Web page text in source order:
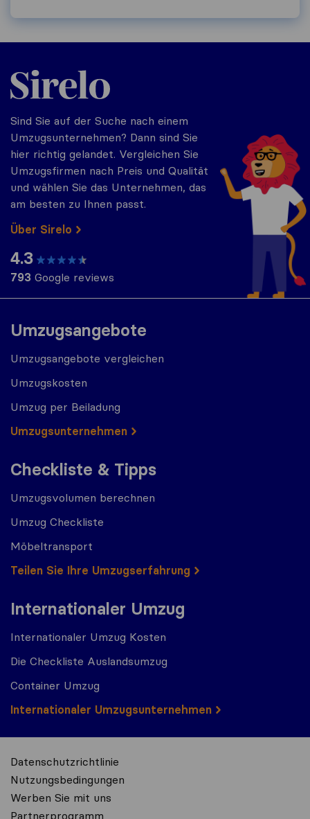
Umzugsangebote
Umzugsangebote vergleichen
Umzugskosten
Umzug per Beiladung
Umzugs​​unternehmen
Checkliste & Tipps
Umzugsvolumen berechnen
Umzug Checkliste
Möbeltransport
Teilen Sie Ihre Umzugserfahrung
Internationaler Umzug
Internationaler Umzug Kosten
Die Checkliste Auslandsumzug
Container Umzug
Internationaler Umzugsunternehmen
Sirelo.at
Sind Sie auf der Suche nach einem
Umzugsunternehmen? Dann sind Sie
hier richtig gelandet. Vergleichen Sie
Umzugsfirmen nach Preis und Qualität
und wählen Sie das Unternehmen, das
am besten zu Ihnen passt.
Über Sirelo
4.3
793 Google reviews
Datenschutzrichtlinie
Nutzungsbedingungen
Werben Sie mit uns
Partnerprogramm